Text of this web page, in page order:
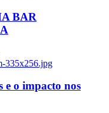
BAR
335x256.jpg
o impacto nos